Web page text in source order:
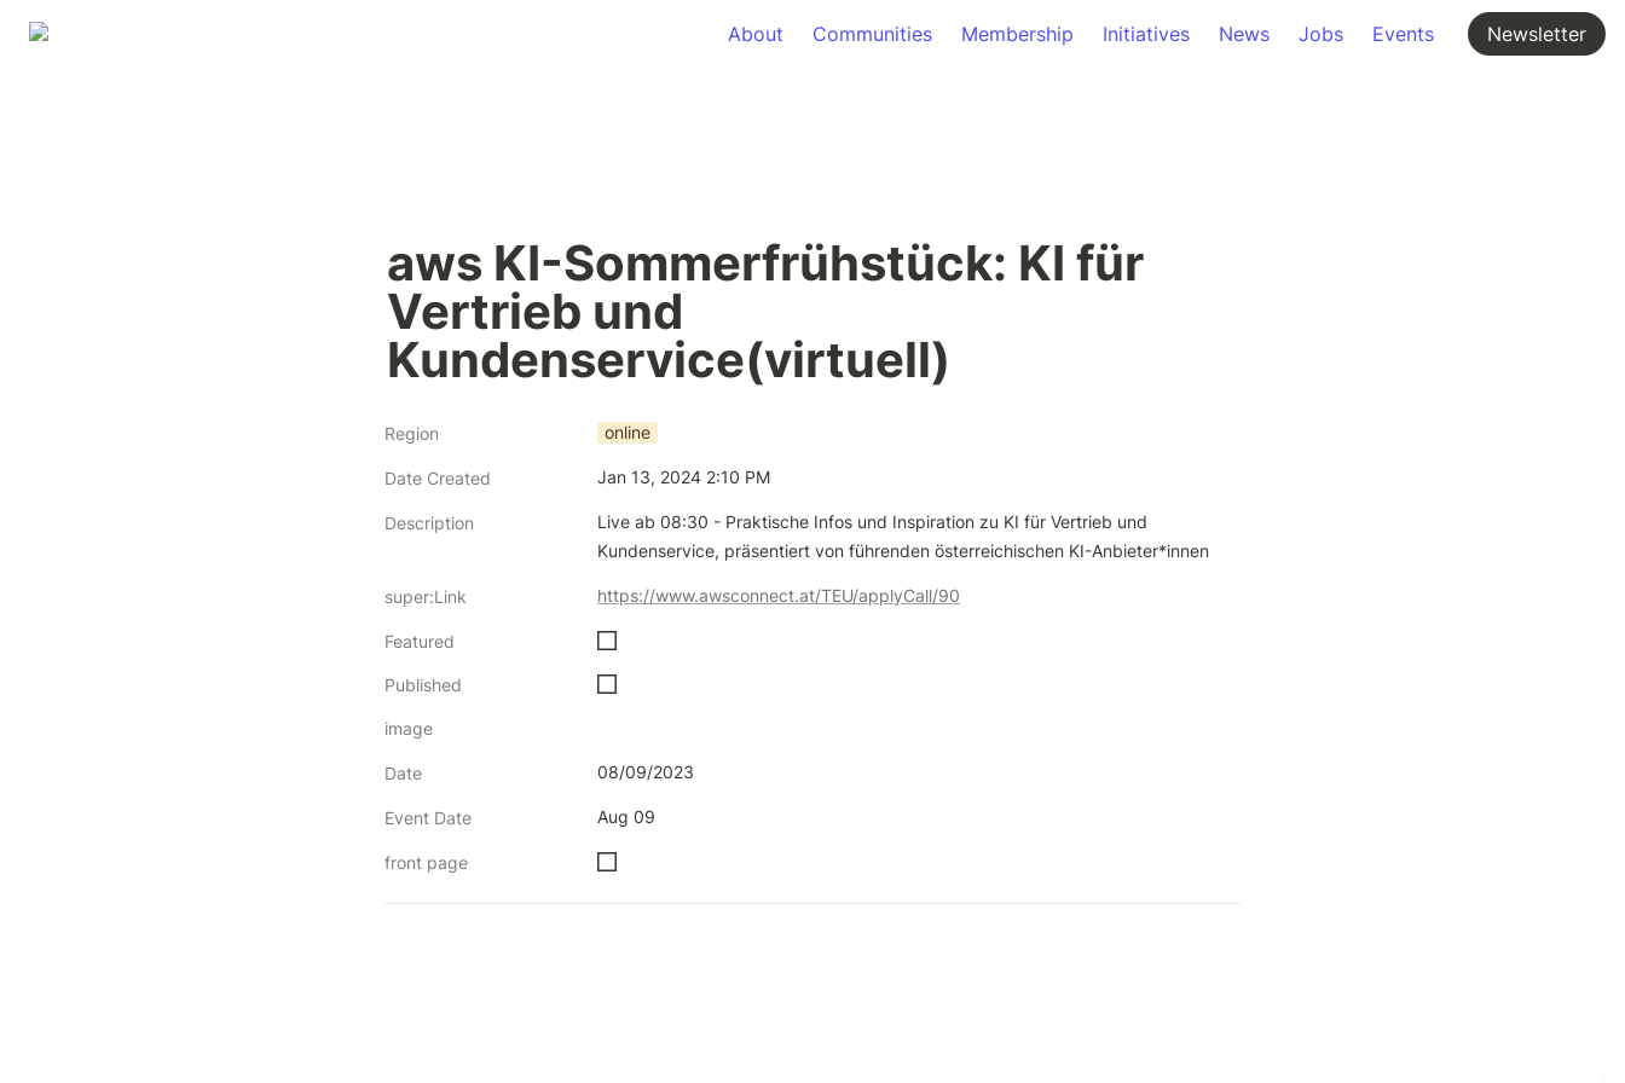
About Communities Membership Initiatives News Jobs Events Newsletter
aws KI-Sommerfrühstück: KI für
Vertrieb und
Kundenservice(virtuell)
Region online
Date Created Jan 13, 2024 2:10 PM
Description
Live ab 08:30 - Praktische Infos und Inspiration zu KI für Vertrieb und
Kundenservice, präsentiert von führenden österreichischen KI-Anbieter*innen
super:Link https://www.awsconnect.at/TEU/applyCall/90
Featured
Published
image
Date 08/09/2023
Event Date Aug 09
front page